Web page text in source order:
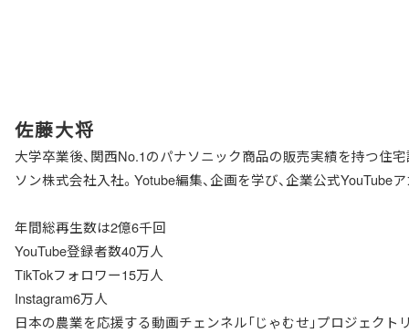
佐藤大将
大学卒業後、関西No.1のパナソニック商品の販売実績を持つ住
ソン株式会社入社。Yotube編集、企画を学び、企業公式
年間総再生数は2億6千回
YouTube登録者数40万人
TikTokフォロワー15万人
Instagram6万人
日本の農業を応援する動画チェンネル「じゃむせ」プロジェクト